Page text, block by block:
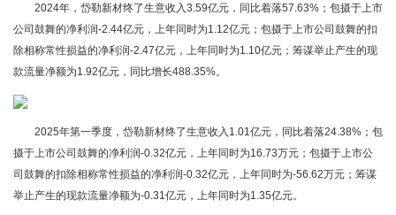
2024年，岱勒新材终了生意收入3.59亿元，同比着落57.63%；包摄于上市
公司鼓舞的净利润-2.44亿元，上年同时为1.12亿元；包摄于上市公司鼓舞的扣
除相称常性损益的净利润-2.47亿元，上年同时为1.10亿元；筹谋举止产生的现
款流量净额为1.92亿元，同比增长488.35%。
2025年第一季度，岱勒新材终了生意收入1.01亿元，同比着落24.38%；包
摄于上市公司鼓舞的净利润-0.32亿元，上年同时为16.73万元；包摄于上市公
司鼓舞的扣除相称常性损益的净利润-0.32亿元，上年同时为-56.62万元；筹谋
举止产生的现款流量净额为-0.31亿元，上年同时为1.35亿元。